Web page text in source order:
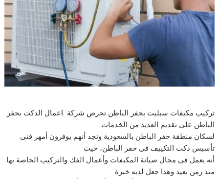
تركيب مكيفات سبليت بحفر الباطن تحرص شركة اعمال الدكت بحفر
الباطن على تقديم العديد من الخدمات
لسكان منطقة حفر الباطن بالسعودية ونجد أنهم يوفرون أمهر فنى
تأسيس دكت التكييف فى حفر الباطن، حيث
أنه يعمل في مجال صيانة المكيفات وأعمال الفك والتركيب الخاصة بها
منذ زمن بعيد وهذا جعل لديه خبرة